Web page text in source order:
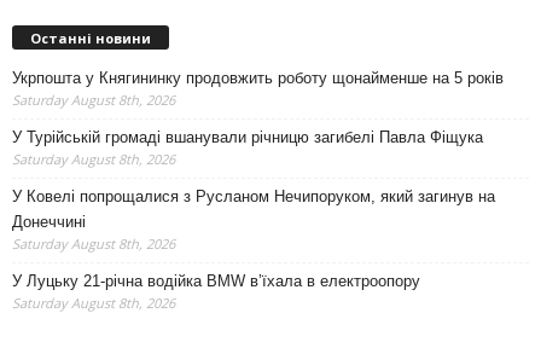
Останні новини
Укрпошта у Княгининку продовжить роботу щонайменше на 5 років
Saturday August 8th, 2026
У Турійській громаді вшанували річницю загибелі Павла Фіщука
Saturday August 8th, 2026
У Ковелі попрощалися з Русланом Нечипоруком, який загинув на
Донеччині
Saturday August 8th, 2026
У Луцьку 21-річна водійка BMW в’їхала в електроопору
Saturday August 8th, 2026